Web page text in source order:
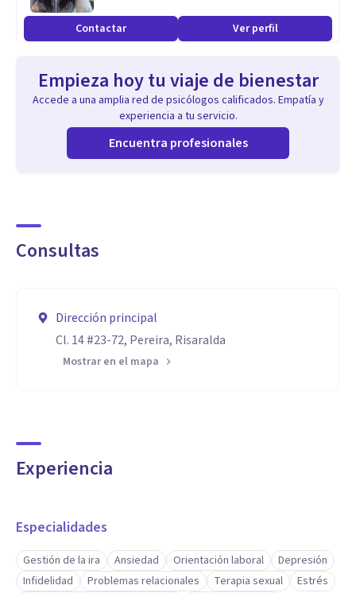
Contactar Ver perfil
Empieza hoy tu viaje de bienestar
Accede a una amplia red de psicólogos calificados. Empatía y
experiencia a tu servicio.
Encuentra profesionales
Consultas
Dirección principal
Cl. 14 #23-72, Pereira, Risaralda
Mostrar en el mapa
Experiencia
Especialidades
Gestión de la ira Ansiedad Orientación laboral
Depresión
Infidelidad
Problemas relacionales Terapia sexual
Estrés